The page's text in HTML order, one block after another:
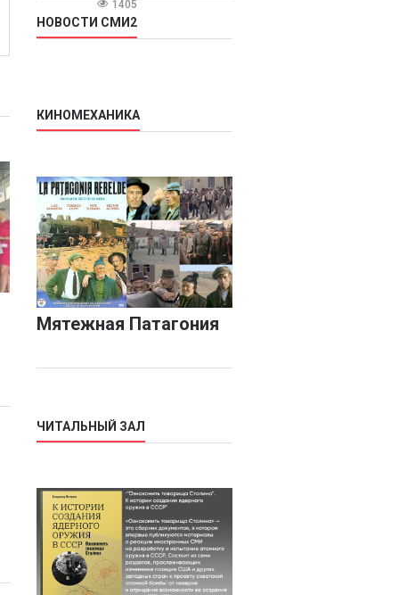
программу
«Первосентябрьский капитал»
- она предполагает
1405
НОВОСТИ СМИ2
КИНОМЕХАНИКА
Мятежная Патагония
ЧИТАЛЬНЫЙ ЗАЛ